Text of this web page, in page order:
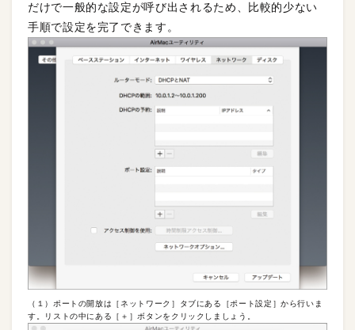
だけで一般的な設定が呼び出されるため、比較的少ない
手順で設定を完了できます。
（１）ポートの開放は［ネットワーク］タブにある［ポート設定］から行いま
す。リストの中にある［＋］ボタンをクリックしましょう。